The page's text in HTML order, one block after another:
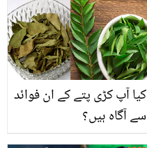
مسعود خواجہ کے آخری دن
کس اذیت میں گزرے؟
کیا آپ کڑی پتے کے ان فوائد
سے آگاہ ہیں؟